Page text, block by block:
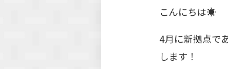
こんにちは☀
4月に新拠点で
します！